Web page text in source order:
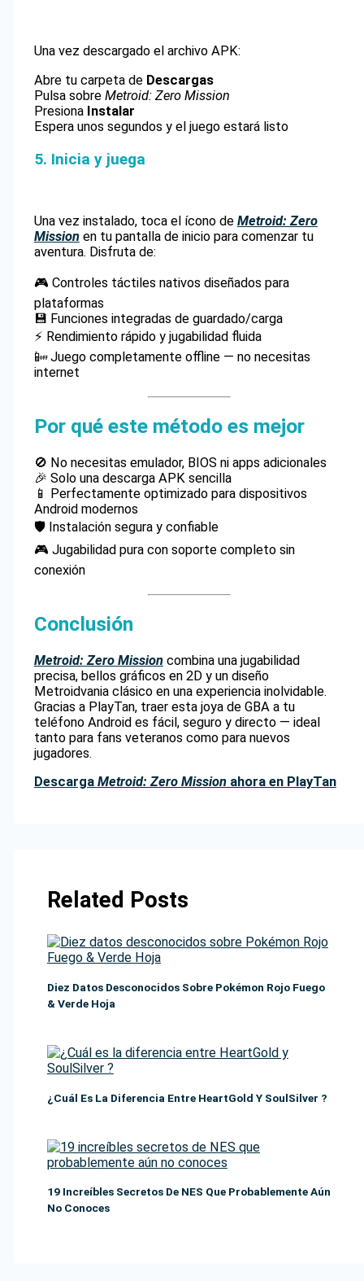
Una vez descargado el archivo APK:
Abre tu carpeta de Descargas
Pulsa sobre Metroid: Zero Mission
Presiona Instalar
Espera unos segundos y el juego estará listo
5. Inicia y juega
Una vez instalado, toca el ícono de Metroid: Zero
Missionen tu pantalla de inicio para comenzar tu
aventura. Disfruta de:
🎮 Controles táctiles nativos diseñados para
plataformas
💾 Funciones integradas de guardado/carga
⚡ Rendimiento rápido y jugabilidad fluida
📴 Juego completamente offline — no necesitas
internet
Por qué este método es mejor
🚫 No necesitas emulador, BIOS ni apps adicionales
🎉 Solo una descarga APK sencilla
📱 Perfectamente optimizado para dispositivos
Android modernos
🛡️ Instalación segura y confiable
🎮 Jugabilidad pura con soporte completo sin
conexión
Conclusión
Metroid: Zero Missioncombina una jugabilidad
precisa, bellos gráficos en 2D y un diseño
Metroidvania clásico en una experiencia inolvidable.
Gracias a PlayTan, traer esta joya de GBA a tu
teléfono Android es fácil, seguro y directo — ideal
tanto para fans veteranos como para nuevos
jugadores.
Descarga Metroid: Zero Missionahora en PlayTan
Related Posts
Diez Datos Desconocidos Sobre Pokémon Rojo Fuego
& Verde Hoja
¿Cuál Es La Diferencia Entre HeartGold Y SoulSilver ?
19 Increíbles Secretos De NES Que Probablemente Aún
No Conoces